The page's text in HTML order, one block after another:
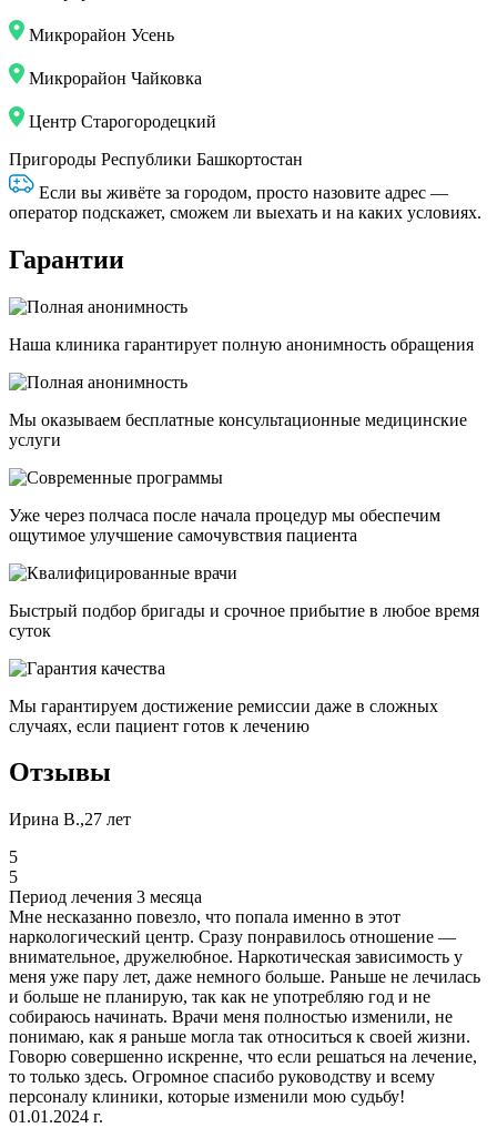
Микрорайон Усень
Микрорайон Чайковка
Центр Старогородецкий
Пригороды Республики Башкортостан
Если вы живёте за городом, просто назовите адрес —
оператор подскажет, сможем ли выехать и на каких условиях.
Гарантии
Наша клиника гарантирует полную анонимность обращения
Мы оказываем бесплатные консультационные медицинские
услуги
Уже через полчаса после начала процедур мы обеспечим
ощутимое улучшение самочувствия пациента
Быстрый подбор бригады и срочное прибытие в любое время
суток
Мы гарантируем достижение ремиссии даже в сложных
случаях, если пациент готов к лечению
Отзывы
Ирина В.,27 лет
5
5
Период лечения 3 месяца
Мне несказанно повезло, что попала именно в этот
наркологический центр. Сразу понравилось отношение —
внимательное, дружелюбное. Наркотическая зависимость у
меня уже пару лет, даже немного больше. Раньше не лечилась
и больше не планирую, так как не употребляю год и не
собираюсь начинать. Врачи меня полностью изменили, не
понимаю, как я раньше могла так относиться к своей жизни.
Говорю совершенно искренне, что если решаться на лечение,
то только здесь. Огромное спасибо руководству и всему
персоналу клиники, которые изменили мою судьбу!
01.01.2024 г.